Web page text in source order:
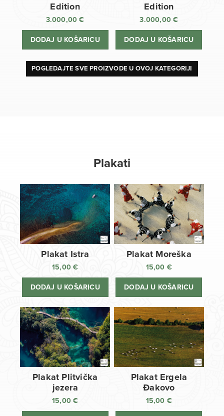
Edition
3.000,00€
DODAJ U KOŠARICU
Edition
3.000,00€
DODAJ U KOŠARICU
POGLEDAJTE SVE PROIZVODE U OVOJ KATEGORIJI
Plakati
Plakat Istra
15,00€
DODAJ U KOŠARICU
Plakat Moreška
15,00 €
DODAJ U KOŠARICU
Plakat Plitvička
jezera
15,00€
Plakat Ergela
Đakovo
15,00 €